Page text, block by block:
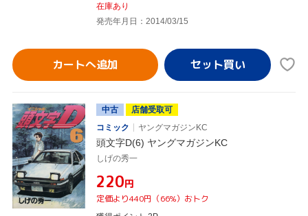
在庫あり
発売年月日：2014/03/15
カートへ追加
中古
店舗受取可
コミック
ヤングマガジンKC
頭文字D(6) ヤングマガジンKC
しげの秀一
¥220円
定価より440円（66%）おトク